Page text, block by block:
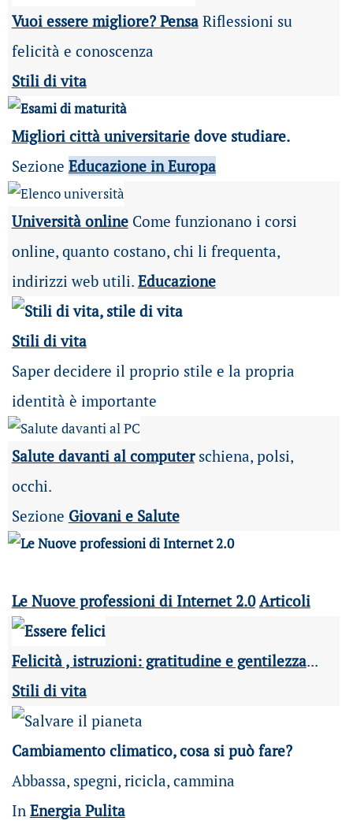
Vuoi essere migliore? PensaRiflessioni su
felicità e conoscenza
Stili di vita
Migliori città universitariedove studiare.
Sezione Educazione in Europa
Università online Come funzionano i corsi
online, quanto costano, chi li frequenta,
indirizzi web utili. Educazione
Stili di vita
Saper decidere il proprio stile e la propria
identità è importante
Salute davanti al computerschiena, polsi,
occhi.
Sezione Giovani e Salute
Le Nuove professioni di Internet 2.0 Articoli
Felicità , istruzioni: gratitudine e gentilezza...
Stili di vita
Cambiamento climatico, cosa si può fare?
Abbassa, spegni, ricicla, cammina
In Energia Pulita